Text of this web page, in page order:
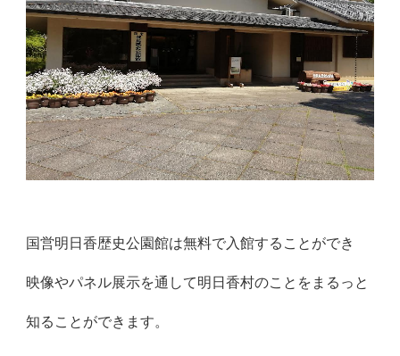
国営明日香歴史公園館は無料で入館することができ
映像やパネル展示を通して明日香村のことをまるっと
知ることができます。